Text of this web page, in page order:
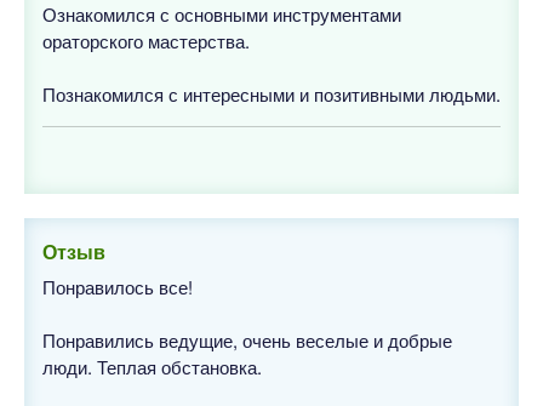
Ознакомился с основными инструментами
ораторского мастерства.
Познакомился с интересными и позитивными людьми.
Отзыв
Понравилось все!
Понравились ведущие, очень веселые и добрые
люди. Теплая обстановка.